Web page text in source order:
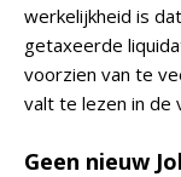
werkelijkheid is
getaxeerde
voorzien van te
valt te lezen in de
Geen nieuw